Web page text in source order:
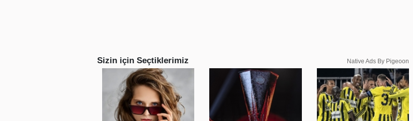
Sizin için Seçtiklerimiz Native Ads By Pigeoon